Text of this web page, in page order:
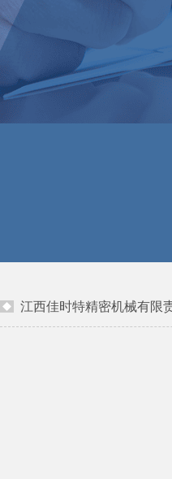
江西佳时特精密机械有限